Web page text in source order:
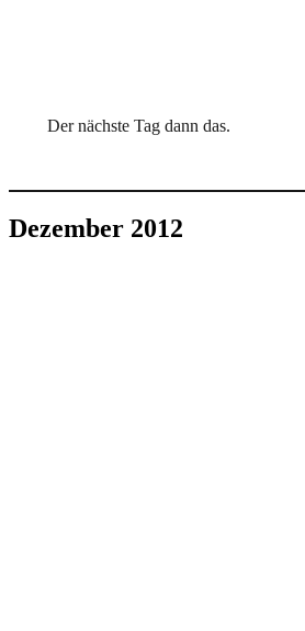
Der nächste Tag dann das.
Dezember 2012